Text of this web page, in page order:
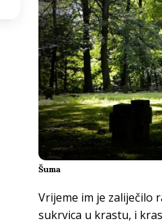
Šuma
Vrijeme im je zaliječilo
sukrvica u krastu, i